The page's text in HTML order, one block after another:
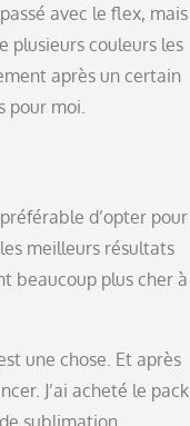
avec le flex, mais
plusieurs couleurs les
après un certain
pour moi.
d’opter pour
meilleurs résultats
beaucoup plus cher à
une chose. Et après
J’ai acheté le pack
sublimation,